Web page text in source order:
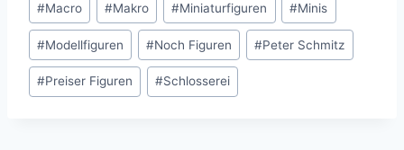
#Macro #Makro #Miniaturfiguren #Minis
#Modellfiguren #Noch Figuren #Peter Schmitz
#Preiser Figuren #Schlosserei